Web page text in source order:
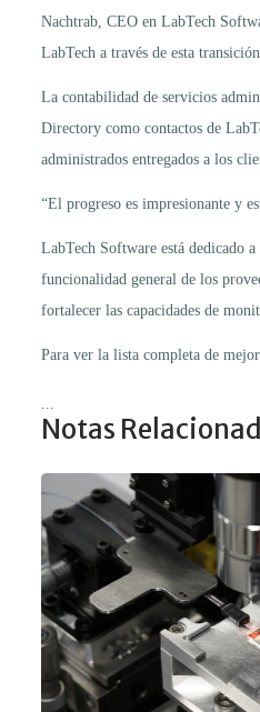
Nachtrab, CEO en LabTech
LabTech a través de esta
La contabilidad de servicios
Directory como contactos de
administrados entregados a los
“El progreso es impresionante y
LabTech Software está dedicado
funcionalidad general de los
fortalecer las capacidades de
Para ver la lista completa de
Notas